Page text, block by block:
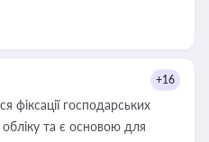
+16
фіксації господарських
та є основою для